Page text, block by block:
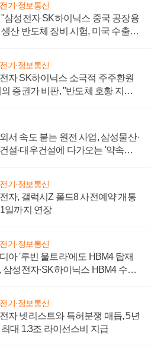
기·정보통신
삼성전자 SK하이닉스 중국 공장용
산 반도체 장비 시험, 미국 수출통
기·정보통신
자 SK하이닉스 소극적 주주환원
증권가 비판, "반도체 호황 지속
서 속도 붙는 원전 사업, 삼성물산·
설·대우건설에 다가오는 '약속의
기·정보통신
자, 갤럭시Z 폴드8 사전예약 개통
일까지 연장
기·정보통신
아 '루빈 울트라'에도 HBM4 탑재
삼성전자·SK하이닉스 HBM4 수율
기·정보통신
자 넷리스트와 특허분쟁 매듭, 5년
대 1.3조 라이선스비 지급